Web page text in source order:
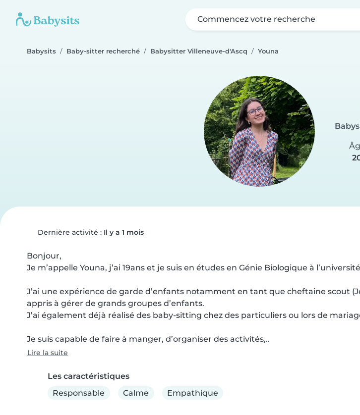
Commencez votre recherche
Babysits Baby-sitter recherché Babysitter Villeneuve-d'Ascq Youna
Dernière activité : Il y a 1 mois
Bonjour,
Je m’appelle Youna, j’ai 19ans et je suis en études en Génie Biologique à
J’ai une expérience de garde d’enfants notamment en tant que cheftaine scout
appris à gérer de grands groupes d’enfants.
J’ai également déjà réalisé des baby-sitting chez des particuliers ou lors de
Je suis capable de faire à manger, d’organiser des activités,..
Lire la suite
Les caractéristiques
Responsable
Calme Empathique